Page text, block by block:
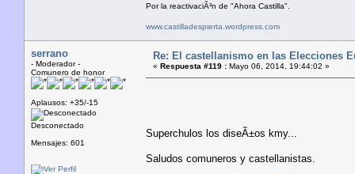
Por la reactivaciÃ³n de "Ahora Castilla".
www.castilladespierta.wordpress.com
serrano
- Moderador -
Comunero de honor
Aplausos: +35/-15
Desconectado
Mensajes: 601
Re: El castellanismo en las Elecciones
« Respuesta #119 : Mayo 06, 2014, 19:44:02 »
Superchulos los diseÃ±os kmy...
Saludos comuneros y castellanistas.